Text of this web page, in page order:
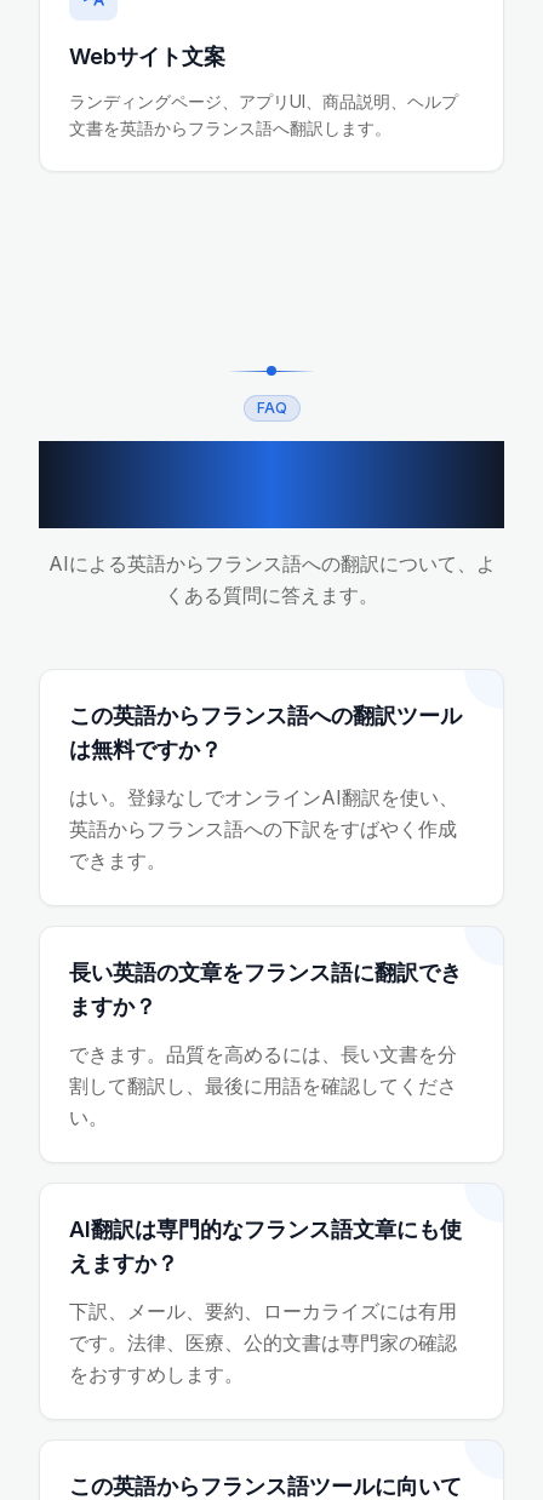
Webサイト文案
ランディングページ、アプリUI、商品説明、ヘルプ
文書を英語からフランス語へ翻訳します。
FAQ
AIによる英語からフランス語への翻訳について、よ
くある質問に答えます。
この英語からフランス語への翻訳ツール
は無料ですか？
はい。登録なしでオンラインAI翻訳を使い、
英語からフランス語への下訳をすばやく作成
できます。
長い英語の文章をフランス語に翻訳でき
ますか？
できます。品質を高めるには、長い文書を分
割して翻訳し、最後に用語を確認してくださ
い。
AI翻訳は専門的なフランス語文章にも使
えますか？
下訳、メール、要約、ローカライズには有用
です。法律、医療、公的文書は専門家の確認
をおすすめします。
この英語からフランス語ツールに向いて